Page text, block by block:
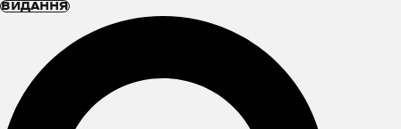
ВИДАННЯ